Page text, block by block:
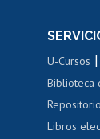
Cursos de
U-Cursos
Biblioteca
Libros